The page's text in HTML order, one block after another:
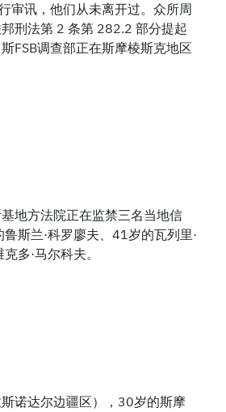
审讯，他们从未离开过。众所周
刑法第 2 条第 282.2 部分提起
FSB调查部正在斯摩棱斯克地区
地方法院正在监禁三名当地信
斯兰·科罗廖夫、41岁的瓦列里·
多·马尔科夫。
诺达尔边疆区），30岁的斯摩